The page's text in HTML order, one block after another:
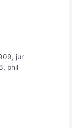
jur
phil